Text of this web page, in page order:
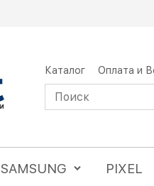
Каталог Оплата и
SAMSUNG PIXEL